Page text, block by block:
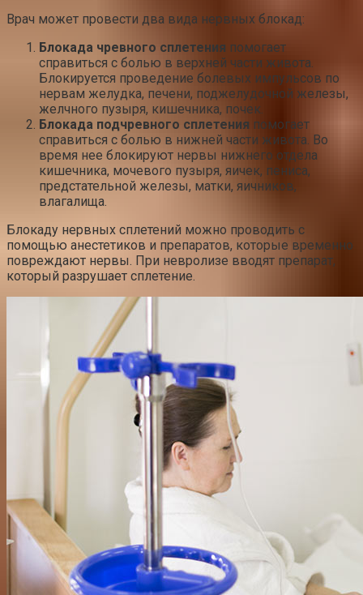
Врач может провести два вида нервных блокад:
Блокада чревного сплетения помогает
справиться с болью в верхней части живота.
Блокируется проведение болевых импульсов по
нервам желудка, печени, поджелудочной железы,
желчного пузыря, кишечника, почек.
Блокада подчревного сплетения помогает
справиться с болью в нижней части живота. Во
время нее блокируют нервы нижнего отдела
кишечника, мочевого пузыря, яичек, пениса,
предстательной железы, матки, яичников,
влагалища.
Блокаду нервных сплетений можно проводить с
помощью анестетиков и препаратов, которые временно
повреждают нервы. При невролизе вводят препарат,
который разрушает сплетение.